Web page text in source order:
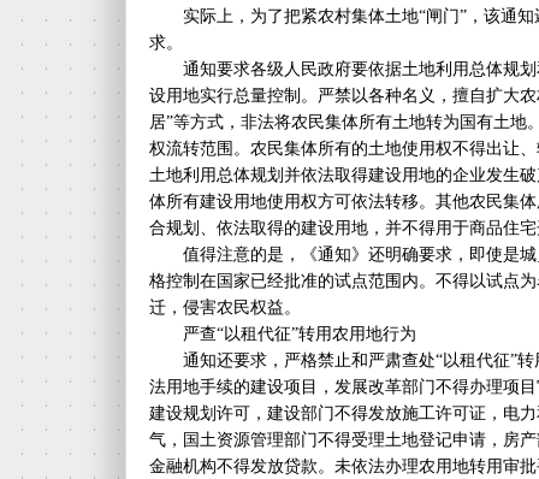
实际上，为了把紧农村集体土地“闸门”，该通知
求。
通知要求各级人民政府要依据土地利用总体规划
设用地实行总量控制。严禁以各种名义，擅自扩大
居”等方式，非法将农民集体所有土地转为国有土地
权流转范围。农民集体所有的土地使用权不得出让
土地利用总体规划并依法取得建设用地的企业发生
体所有建设用地使用权方可依法转移。其他农民集
合规划、依法取得的建设用地，并不得用于商品住
值得注意的是，《通知》还明确要求，即使是城
格控制在国家已经批准的试点范围内。不得以试点
迁，侵害农民权益。
严查“以租代征”转用农用地行为
通知还要求，严格禁止和严肃查处“以租代征”转
法用地手续的建设项目，发展改革部门不得办理项
建设规划许可，建设部门不得发放施工许可证，电
气，国土资源管理部门不得受理土地登记申请，房
金融机构不得发放贷款。未依法办理农用地转用审